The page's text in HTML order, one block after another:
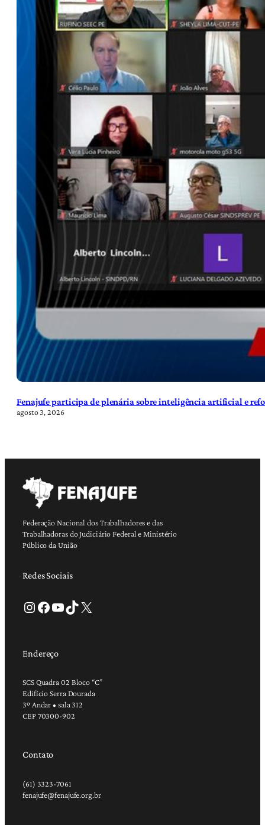
Fenajufe participa de plenária sobre inteligência artificial e
agosto 3, 2026
Federação Nacional dos Trabalhadores e das
Trabalhadoras do Judiciário Federal e Ministério
Público da União
Redes Sociais
Instagram Facebook Youtube TikTok X
Endereço
SCS Quadra 02 Bloco “C”
Edifício Serra Dourada
3º Andar • sala 312
CEP 70300-902
Contato
(61) 3323-7061
fenajufe@fenajufe.org.br